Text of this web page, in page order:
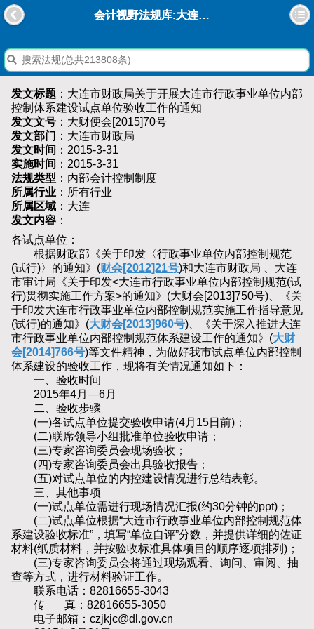
会计视野法规库:大连市财政局关于开展大连市行政事业单位内部控制体系建设试点单位验收工作的通知
发文标题 ：大连市财政局关于开展大连市行政事业单位内部
控制体系建设试点单位验收工作的通知
发文文号 ：大财便会[2015]70号
发文部门 ：大连市财政局
发文时间 ：2015-3-31
实施时间 ：2015-3-31
法规类型 ：内部会计控制制度
所属行业 ：所有行业
所属区域 ：大连
发文内容 ：
各试点单位：
根据财政部《关于印发〈行政事业单位内部控制规范
(试行)〉的通知》(财会[2012]21号)和大连市财政局 、大连
市审计局《关于印发<大连市行政事业单位内部控制规范(试
行)贯彻实施工作方案>的通知》(大财会[2013]750号)、《关
于印发大连市行政事业单位内部控制规范实施工作指导意见
(试行)的通知》(大财会[2013]960号)、《关于深入推进大连
市行政事业单位内部控制规范体系建设工作的通知》(大财
会[2014]766号)等文件精神，为做好我市试点单位内部控制
体系建设的验收工作，现将有关情况通知如下：
一、验收时间
2015年4月—6月
二、验收步骤
(一)各试点单位提交验收申请(4月15日前)；
(二)联席领导小组批准单位验收申请；
(三)专家咨询委员会现场验收；
(四)专家咨询委员会出具验收报告；
(五)对试点单位的内控建设情况进行总结表彰。
三、其他事项
(一)试点单位需进行现场情况汇报(约30分钟的ppt)；
(二)试点单位根据“大连市行政事业单位内部控制规范体
系建设验收标准”，填写“单位自评”分数，并提供详细的佐证
材料(纸质材料，并按验收标准具体项目的顺序逐项排列)；
(三)专家咨询委员会将通过现场观看、询问、审阅、抽
查等方式，进行材料验证工作。
联系电话：82816655-3043
传 真：82816655-3050
电子邮箱：czjkjc@dl.gov.cn